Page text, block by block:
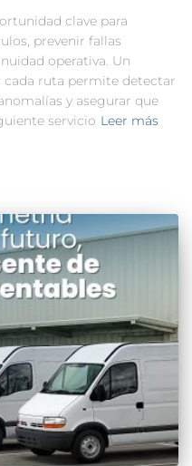
clave para
prevenir fallas
operativa. Un
cada ruta permite detectar
y asegurar que
servicio Leer más